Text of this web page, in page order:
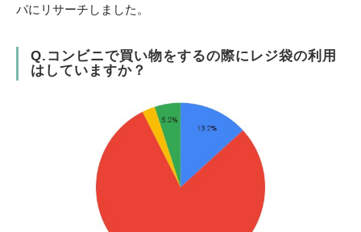
パにリサーチしました。
Q.コンビニで買い物をするの際にレジ袋の利用
はしていますか？